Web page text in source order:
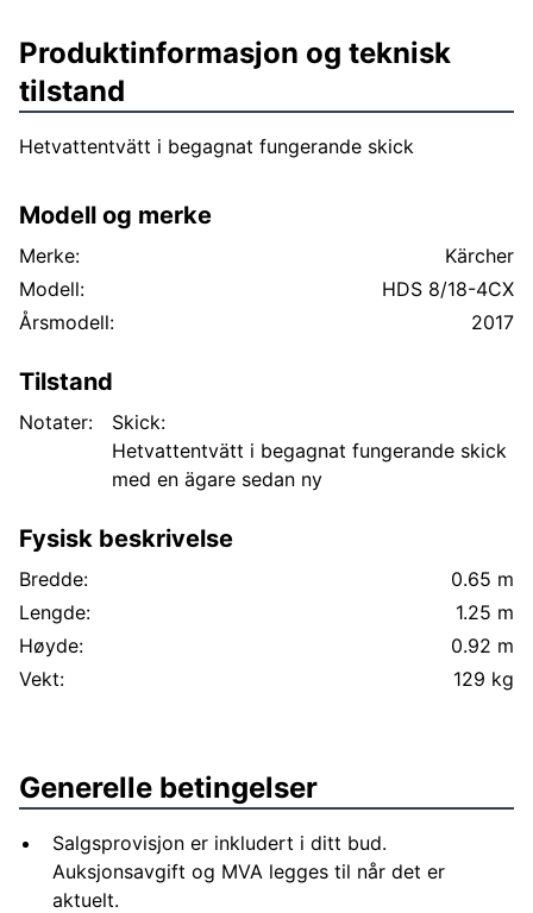
Produktinformasjon og teknisk
tilstand
Hetvattentvätt i begagnat fungerande skick
Modell og merke
Merke:
Kärcher
Modell:
HDS 8/18-4CX
Årsmodell:
2017
Tilstand
Notater:
Skick:
Hetvattentvätt i begagnat fungerande skick
med en ägare sedan ny
Fysisk beskrivelse
Bredde:
0.65 m
Lengde:
1.25 m
Høyde:
0.92 m
Vekt:
129 kg
Generelle betingelser
Salgsprovisjon er inkludert i ditt bud.
Auksjonsavgift og MVA legges til når det er
aktuelt.